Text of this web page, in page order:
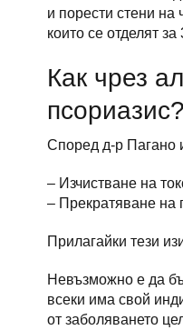
и порести стени на
които се отделят
Как чрез
псориазис?
Според д-р Пагано
– Изчистване на
– Прекратяване на
Прилагайки тези
Невъзможно е да
всеки има свой
от заболяването